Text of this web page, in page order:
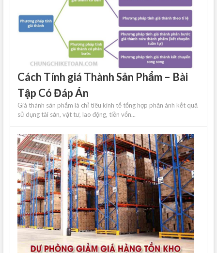
Cách Tính giá Thành Sản Phẩm – Bài
Tập Có Đáp Án
Giá thành sản phẩm là chỉ tiêu kinh tế tổng hợp phản ánh kết quả
sử dụng tài sản, vật tư, lao động, tiền vốn...